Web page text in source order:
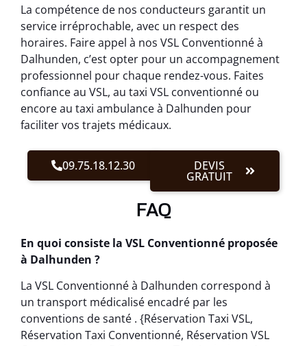
La compétence de nos conducteurs garantit un
service irréprochable, avec un respect des
horaires. Faire appel à nos VSL Conventionné à
Dalhunden, c’est opter pour un accompagnement
professionnel pour chaque rendez-vous. Faites
confiance au VSL, au taxi VSL conventionné ou
encore au taxi ambulance à Dalhunden pour
faciliter vos trajets médicaux.
09.75.18.12.30 DEVIS
GRATUIT
FAQ
En quoi consiste la VSL Conventionné proposée
à Dalhunden ?
La VSL Conventionné à Dalhunden correspond à
un transport médicalisé encadré par les
conventions de santé . {Réservation Taxi VSL,
Réservation Taxi Conventionné, Réservation VSL